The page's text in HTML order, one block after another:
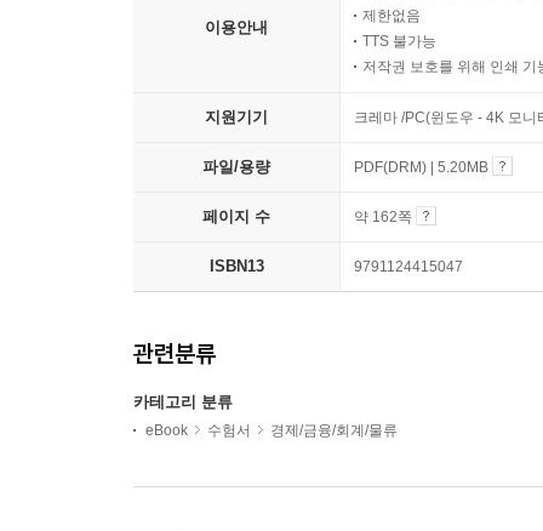
이용안내
제한없음
TTS 불가능
저작권 보호를 위해 인쇄 기
지원기기 크레마 /PC(윈도우 - 4K 모
파일/용량 PDF(DRM) | 5.20MB
페이지 수 약 162쪽
ISBN13 9791124415047
관련분류
카테고리 분류
eBook 수험서 경제/금융/회계/물류